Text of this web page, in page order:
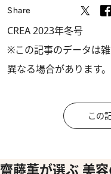
Share
CREA 2023年冬号
※この記事のデータは
異なる場合があります。
この
齋藤薫が選ぶ 美